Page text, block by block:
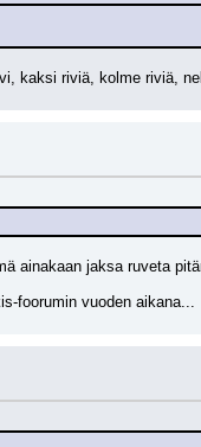
kaksi riviä, kolme riviä,
ainakaan jaksa ruveta
foorumin vuoden aikana...